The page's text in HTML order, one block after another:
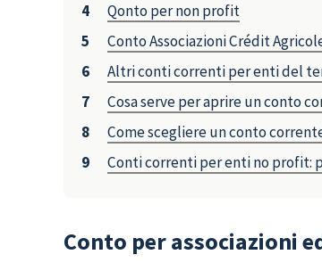
Qonto per non profit
Conto Associazioni Crédit
Altri conti correnti per enti del
Cosa serve per aprire un conto
Come scegliere un conto
Conti correnti per enti no profit:
Conto per associazioni